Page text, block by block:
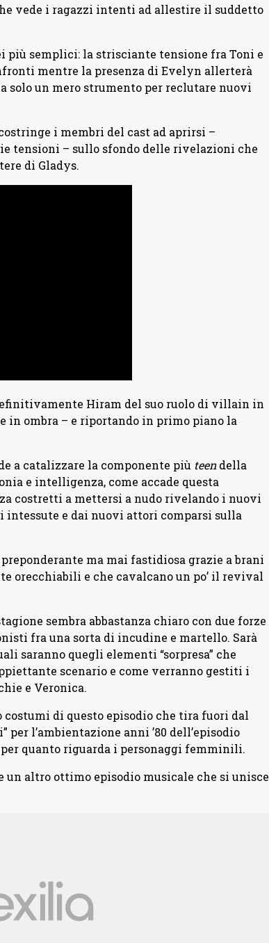
vede i ragazzi intenti ad allestire il suddetto
più semplici: la strisciante tensione fra Toni e
mentre la presenza di Evelyn allerterà
un mero strumento per reclutare nuovi
i membri del cast ad aprirsi –
tensioni – sullo sfondo delle rivelazioni che
di Gladys.
Hiram del suo ruolo di villain in
in ombra – e riportando in primo piano la
a catalizzare la componente più teendella
e intelligenza, come accade questa
costretti a mettersi a nudo rivelando i nuovi
e dai nuovi attori comparsi sulla
ma mai fastidiosa grazie a brani
orecchiabili e che cavalcano un po’ il revival
sembra abbastanza chiaro con due forze
fra una sorta di incudine e martello. Sarà
saranno quegli elementi “sorpresa” che
scenario e come verranno gestiti i
e Veronica.
di questo episodio che tira fuori dal
l’ambientazione anni ’80 dell’episodio
quanto riguarda i personaggi femminili.
un altro ottimo episodio musicale che si unisce